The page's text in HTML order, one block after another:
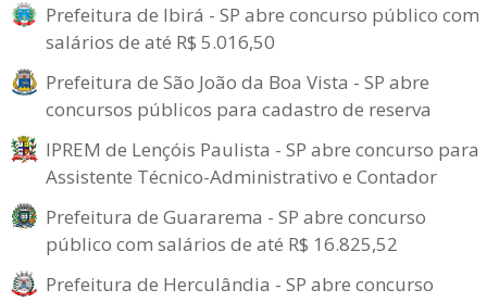
Prefeitura de Ibirá - SP abre concurso público com
salários de até R$ 5.016,50
Prefeitura de São João da Boa Vista - SP abre
concursos públicos para cadastro de reserva
IPREM de Lençóis Paulista - SP abre concurso para
Assistente Técnico-Administrativo e Contador
Prefeitura de Guararema - SP abre concurso
público com salários de até R$ 16.825,52
Prefeitura de Herculândia - SP abre concurso